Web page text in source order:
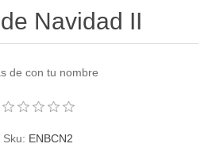
Navidad II
de con tu nombre
Sku: ENBCN2